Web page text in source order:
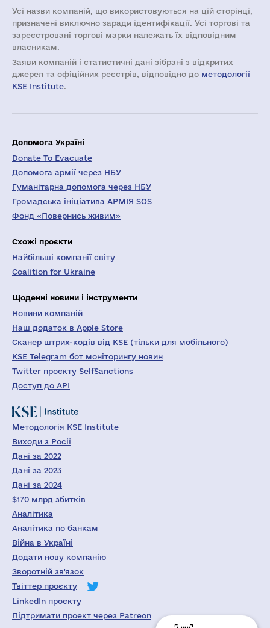
Усі назви компаній, що використовуються на цій сторінці,
призначені виключно заради ідентифікації. Усі торгові та
зареєстровані торгові марки належать їх відповідним
власникам.
Заяви компаній i статистичні дані зібрані з відкритих
джерел та офіційних реєстрів, відповідно до методології
KSE Institute.
Допомога Україні
Donate To Evacuate
Допомога армії через НБУ
Гуманітарна допомога через НБУ
Громадська ініціатива АРМІЯ SOS
Фонд «Повернись живим»
Схожі проєкти
Найбільші компанії світу
Coalition for Ukraine
Щоденні новини і інструменти
Новини компаній
Наш додаток в Apple Store
Сканер штрих-кодів від KSE (тільки для мобільного)
KSE Telegram бот моніторингу новин
Twitter проєкту SelfSanctions
Доступ до API
Методологія KSE Institute
Виходи з Росії
Дані за 2022
Дані за 2023
Дані за 2024
$170 млрд збитків
Аналітика
Аналітика по банкам
Війна в Україні
Додати нову компанію
Зворотній зв'язок
Твіттер проєкту
LinkedIn проєкту
Підтримати проект через Patreon